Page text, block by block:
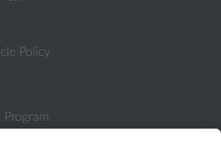
Policy